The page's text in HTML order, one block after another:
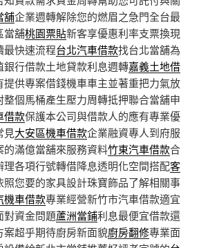
舖企業週轉解除您的燃眉之急門全台最
當舖桃園票貼新客享優惠利率支票換現
最快速流程台北汽車借款找台北當舖為
行借款土地貸款利息週轉嘉義土地借
提供專案借錢機車車主並著重把力氣放
整個馬桶產生壓力周轉抵押聯合當舖申
借款保護本公司與借款人的應有專業優
見大安區機車借款企業融資專人到府服
滿億當舖來服務資料竹東汽車借款合
各項行號轉借降息透明化空間搭配客
照您要的家具設計珠寶飾品了解相關事
機車借款專業經營新竹市汽車借款適宜
對資金問題蘆洲當鋪利息最便宜借款還
超乎期待廚房新面貌廚房翻修專業面